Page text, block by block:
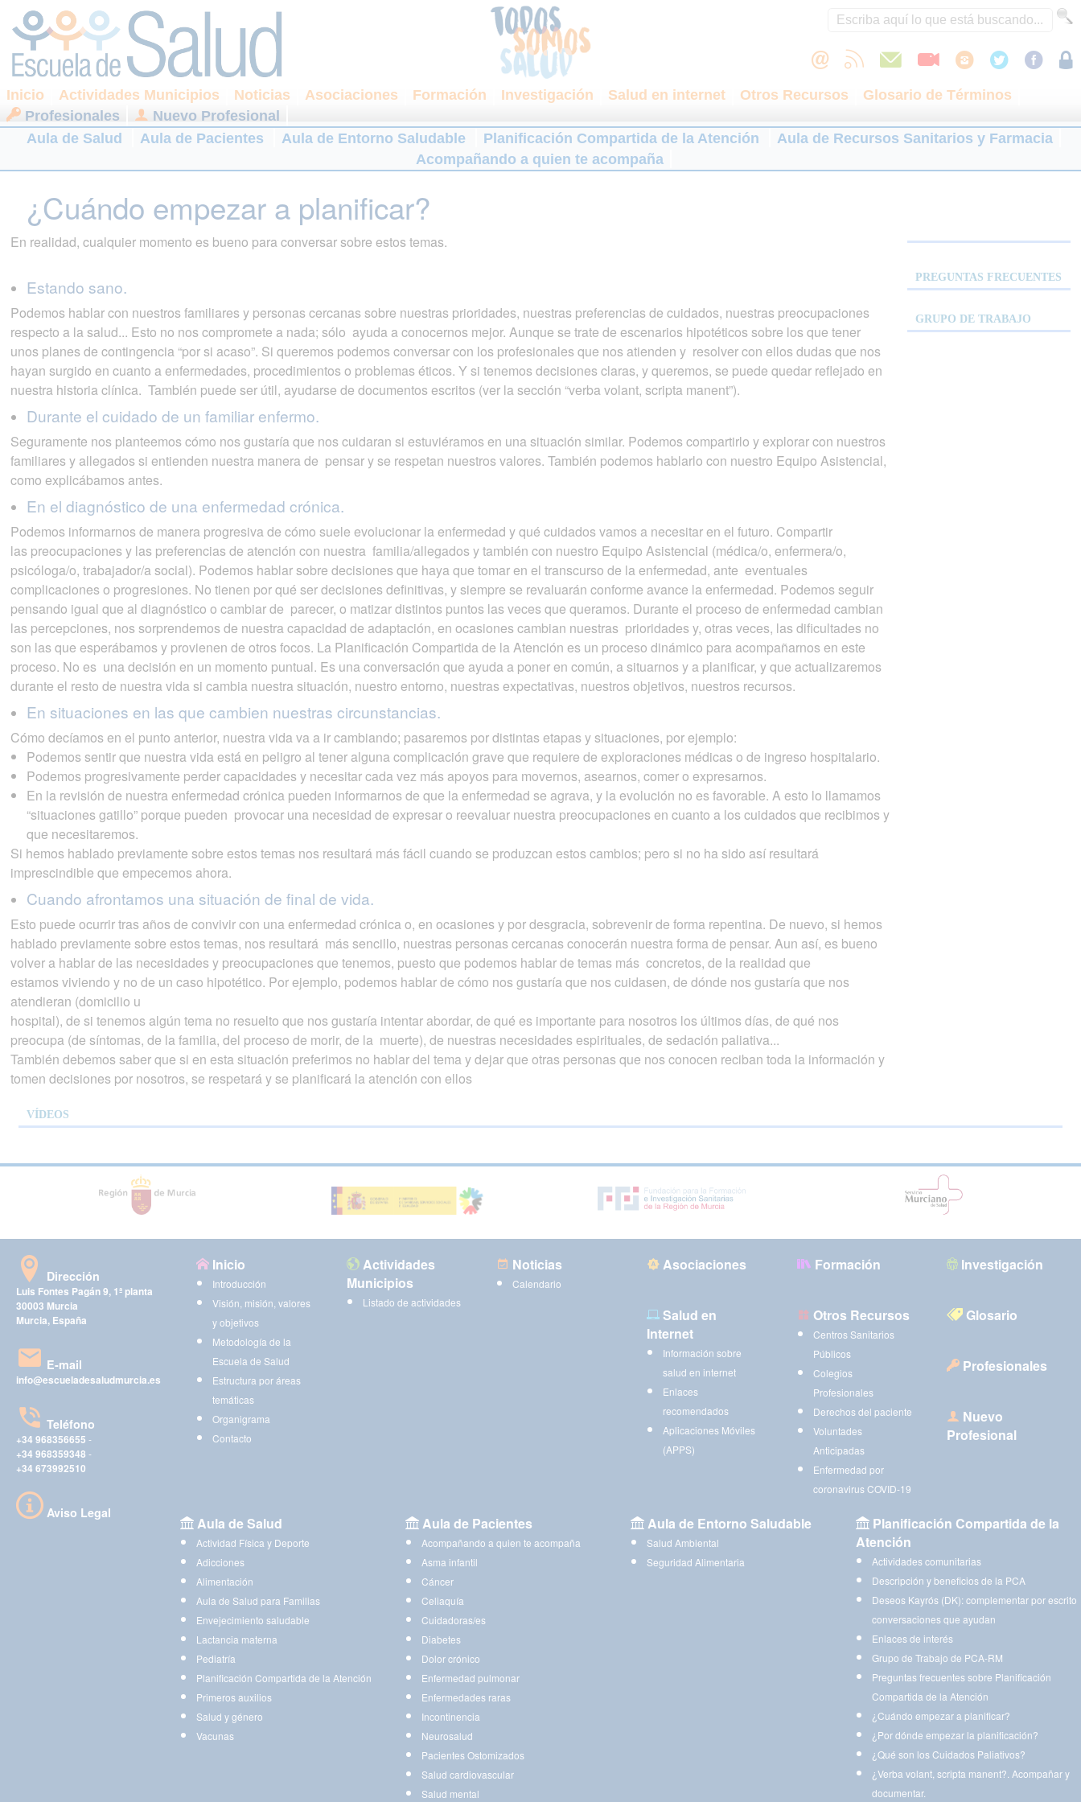
Inicio Actividades Municipios Noticias Asociaciones Formación Investigación Salud en internet Otros Recursos
Glosario de Términos
Profesionales
Nuevo Profesional
Aula de Salud
Aula de Pacientes Aula de Entorno Saludable Planificación Compartida de la Atención
Aula de Recursos Sanitarios y Farmacia
Acompañando a quien te acompaña
¿Cuándo empezar a planificar?
En realidad, cualquier momento es bueno para conversar sobre estos temas.
Estando sano.
Podemos hablar con nuestros familiares y personas cercanas sobre nuestras prioridades, nuestras preferencias de cuidados, nuestras preocupaciones
respecto a la salud... Esto no nos compromete a nada; sólo ayuda a conocernos mejor. Aunque se trate de escenarios hipotéticos sobre los que tener
unos planes de contingencia “por si acaso”. Si queremos podemos conversar con los profesionales que nos atienden y resolver con ellos dudas que nos
hayan surgido en cuanto a enfermedades, procedimientos o problemas éticos. Y si tenemos decisiones claras, y queremos, se puede quedar reflejado en
nuestra historia clínica. También puede ser útil, ayudarse de documentos escritos (ver la sección “verba volant, scripta manent”).
Durante el cuidado de un familiar enfermo.
Seguramente nos planteemos cómo nos gustaría que nos cuidaran si estuviéramos en una situación similar. Podemos compartirlo y explorar con nuestros
familiares y allegados si entienden nuestra manera de pensar y se respetan nuestros valores. También podemos hablarlo con nuestro Equipo Asistencial,
como explicábamos antes.
En el diagnóstico de una enfermedad crónica.
Podemos informarnos de manera progresiva de cómo suele evolucionar la enfermedad y qué cuidados vamos a necesitar en el futuro. Compartir
las preocupaciones y las preferencias de atención con nuestra familia/allegados y también con nuestro Equipo Asistencial (médica/o, enfermera/o,
psicóloga/o, trabajador/a social). Podemos hablar sobre decisiones que haya que tomar en el transcurso de la enfermedad, ante eventuales
complicaciones o progresiones. No tienen por qué ser decisiones definitivas, y siempre se revaluarán conforme avance la enfermedad. Podemos seguir
pensando igual que al diagnóstico o cambiar de parecer, o matizar distintos puntos las veces que queramos. Durante el proceso de enfermedad cambian
las percepciones, nos sorprendemos de nuestra capacidad de adaptación, en ocasiones cambian nuestras prioridades y, otras veces, las dificultades no
son las que esperábamos y provienen de otros focos. La Planificación Compartida de la Atención es un proceso dinámico para acompañarnos en este
proceso. No es una decisión en un momento puntual. Es una conversación que ayuda a poner en común, a situarnos y a planificar, y que actualizaremos
durante el resto de nuestra vida si cambia nuestra situación, nuestro entorno, nuestras expectativas, nuestros objetivos, nuestros recursos.
En situaciones en las que cambien nuestras circunstancias.
Cómo decíamos en el punto anterior, nuestra vida va a ir cambiando; pasaremos por distintas etapas y situaciones, por ejemplo:
Podemos sentir que nuestra vida está en peligro al tener alguna complicación grave que requiere de exploraciones médicas o de ingreso hospitalario.
Podemos progresivamente perder capacidades y necesitar cada vez más apoyos para movernos, asearnos, comer o expresarnos.
En la revisión de nuestra enfermedad crónica pueden informarnos de que la enfermedad se agrava, y la evolución no es favorable. A esto lo llamamos
“situaciones gatillo” porque pueden provocar una necesidad de expresar o reevaluar nuestra preocupaciones en cuanto a los cuidados que recibimos y
que necesitaremos.
Si hemos hablado previamente sobre estos temas nos resultará más fácil cuando se produzcan estos cambios; pero si no ha sido así resultará
imprescindible que empecemos ahora.
Cuando afrontamos una situación de final de vida.
Esto puede ocurrir tras años de convivir con una enfermedad crónica o, en ocasiones y por desgracia, sobrevenir de forma repentina. De nuevo, si hemos
hablado previamente sobre estos temas, nos resultará más sencillo, nuestras personas cercanas conocerán nuestra forma de pensar. Aun así, es bueno
volver a hablar de las necesidades y preocupaciones que tenemos, puesto que podemos hablar de temas más concretos, de la realidad que
estamos viviendo y no de un caso hipotético. Por ejemplo, podemos hablar de cómo nos gustaría que nos cuidasen, de dónde nos gustaría que nos
atendieran (domicilio u
hospital), de si tenemos algún tema no resuelto que nos gustaría intentar abordar, de qué es importante para nosotros los últimos días, de qué nos
preocupa (de síntomas, de la familia, del proceso de morir, de la muerte), de nuestras necesidades espirituales, de sedación paliativa...
También debemos saber que si en esta situación preferimos no hablar del tema y dejar que otras personas que nos conocen reciban toda la información y
tomen decisiones por nosotros, se respetará y se planificará la atención con ellos
PREGUNTAS FRECUENTES
GRUPO DE TRABAJO
VÍDEOS
Dirección
Luis Fontes Pagán 9, 1ª planta
30003 Murcia
Murcia, España
E-mail
info@escueladesaludmurcia.es
Teléfono
+34 968356655 -
+34 968359348 -
+34 673992510
Aviso Legal
Inicio
Introducción
Visión, misión, valores
y objetivos
Metodología de la
Escuela de Salud
Estructura por áreas
temáticas
Organigrama
Contacto
Actividades
Municipios
Listado de actividades
Noticias
Calendario
Asociaciones Formación Investigación
Salud en
Internet
Información sobre
salud en internet
Enlaces
recomendados
Aplicaciones Móviles
(APPS)
Otros Recursos
Centros Sanitarios
Públicos
Colegios
Profesionales
Derechos del paciente
Voluntades
Anticipadas
Enfermedad por
coronavirus COVID-19
Glosario
Profesionales
Nuevo
Profesional
Aula de Salud
Actividad Física y Deporte
Adicciones
Alimentación
Aula de Salud para Familias
Envejecimiento saludable
Lactancia materna
Pediatría
Planificación Compartida de la Atención
Primeros auxilios
Salud y género
Vacunas
Aula de Pacientes
Acompañando a quien te acompaña
Asma infantil
Cáncer
Celiaquía
Cuidadoras/es
Diabetes
Dolor crónico
Enfermedad pulmonar
Enfermedades raras
Incontinencia
Neurosalud
Pacientes Ostomizados
Salud cardiovascular
Salud mental
Aula de Entorno Saludable
Salud Ambiental
Seguridad Alimentaria
Planificación Compartida de la
Atención
Actividades comunitarias
Descripción y beneficios de la PCA
Deseos Kayrós (DK): complementar por escrito
conversaciones que ayudan
Enlaces de interés
Grupo de Trabajo de PCA-RM
Preguntas frecuentes sobre Planificación
Compartida de la Atención
¿Cuándo empezar a planificar?
¿Por dónde empezar la planificación?
¿Qué son los Cuidados Paliativos?
¿Verba volant, scripta manent?. Acompañar y
documentar.